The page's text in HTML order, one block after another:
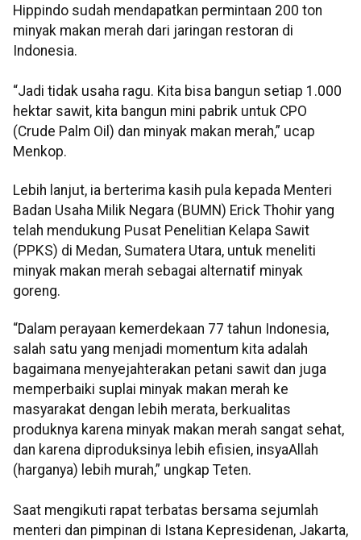
Hippindo sudah mendapatkan permintaan 200 ton
minyak makan merah dari jaringan restoran di
Indonesia.
“Jadi tidak usaha ragu. Kita bisa bangun setiap 1.000
hektar sawit, kita bangun mini pabrik untuk CPO
(Crude Palm Oil) dan minyak makan merah,” ucap
Menkop.
Lebih lanjut, ia berterima kasih pula kepada Menteri
Badan Usaha Milik Negara (BUMN) Erick Thohir yang
telah mendukung Pusat Penelitian Kelapa Sawit
(PPKS) di Medan, Sumatera Utara, untuk meneliti
minyak makan merah sebagai alternatif minyak
goreng.
“Dalam perayaan kemerdekaan 77 tahun Indonesia,
salah satu yang menjadi momentum kita adalah
bagaimana menyejahterakan petani sawit dan juga
memperbaiki suplai minyak makan merah ke
masyarakat dengan lebih merata, berkualitas
produknya karena minyak makan merah sangat sehat,
dan karena diproduksinya lebih efisien, insyaAllah
(harganya) lebih murah,” ungkap Teten.
Saat mengikuti rapat terbatas bersama sejumlah
menteri dan pimpinan di Istana Kepresidenan, Jakarta,